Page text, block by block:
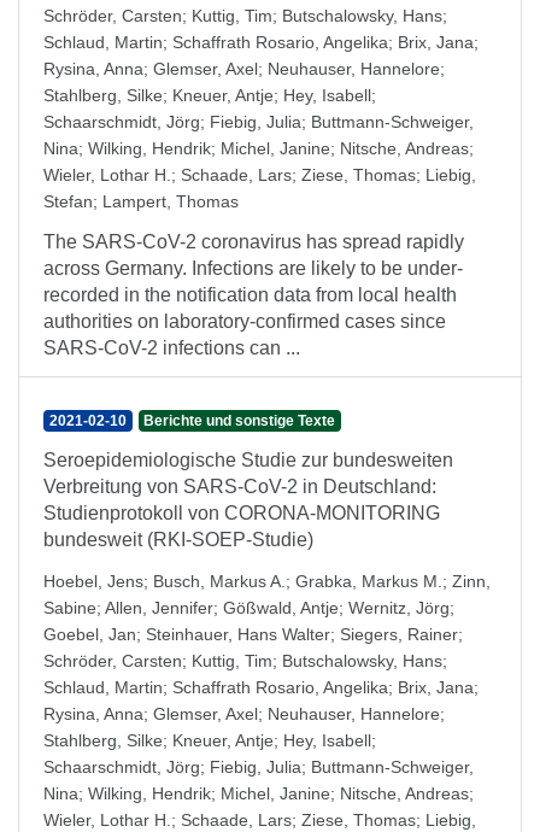
Schröder, Carsten; Kuttig, Tim; Butschalowsky, Hans;
Schlaud, Martin; Schaffrath Rosario, Angelika; Brix, Jana;
Rysina, Anna; Glemser, Axel; Neuhauser, Hannelore;
Stahlberg, Silke; Kneuer, Antje; Hey, Isabell;
Schaarschmidt, Jörg; Fiebig, Julia; Buttmann-Schweiger,
Nina; Wilking, Hendrik; Michel, Janine; Nitsche, Andreas;
Wieler, Lothar H. ; Schaade, Lars; Ziese, Thomas; Liebig,
Stefan; Lampert, Thomas
The SARS-CoV-2 coronavirus has spread rapidly
across Germany. Infections are likely to be under-
recorded in the notification data from local health
authorities on laboratory-confirmed cases since
SARS-CoV-2 infections can ...
2021-02-10 Berichte und sonstige Texte
Seroepidemiologische Studie zur bundesweiten
Verbreitung von SARS-CoV-2 in Deutschland:
Studienprotokoll von CORONA-MONITORING
bundesweit (RKI-SOEP-Studie)
Hoebel, Jens; Busch, Markus A. ; Grabka, Markus M. ; Zinn,
Sabine; Allen, Jennifer; Gößwald, Antje; Wernitz, Jörg;
Goebel, Jan; Steinhauer, Hans Walter; Siegers, Rainer;
Schröder, Carsten; Kuttig, Tim; Butschalowsky, Hans;
Schlaud, Martin; Schaffrath Rosario, Angelika; Brix, Jana;
Rysina, Anna; Glemser, Axel; Neuhauser, Hannelore;
Stahlberg, Silke; Kneuer, Antje; Hey, Isabell;
Schaarschmidt, Jörg; Fiebig, Julia; Buttmann-Schweiger,
Nina; Wilking, Hendrik; Michel, Janine; Nitsche, Andreas;
Wieler, Lothar H. ; Schaade, Lars; Ziese, Thomas; Liebig,